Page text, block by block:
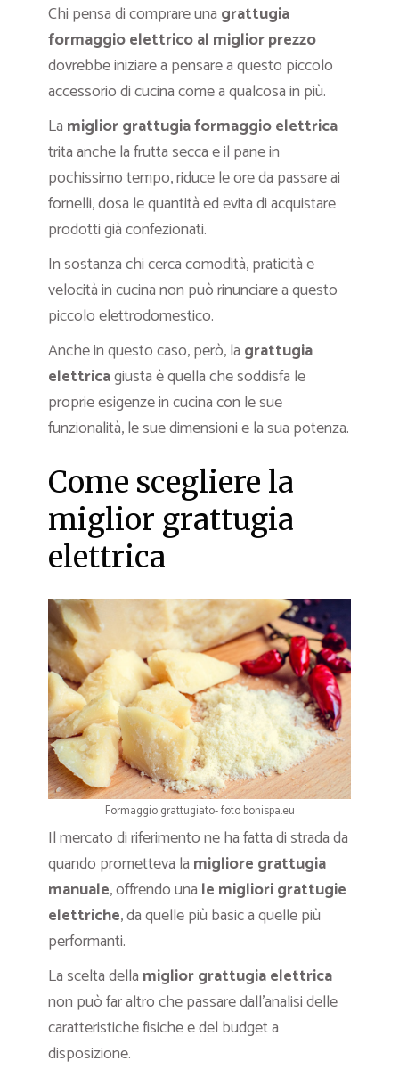
Chi pensa di comprare una grattugia
formaggio elettrico al miglior prezzo
dovrebbe iniziare a pensare a questo piccolo
accessorio di cucina come a qualcosa in più.
La migliorgrattugia formaggio elettrica
trita anche la frutta secca e il pane in
pochissimo tempo, riduce le ore da passare ai
fornelli, dosa le quantità ed evita di acquistare
prodotti già confezionati.
In sostanza chi cerca comodità, praticità e
velocità in cucina non può rinunciare a questo
piccolo elettrodomestico.
Anche in questo caso, però, la grattugia
elettricagiusta è quella che soddisfa le
proprie esigenze in cucina con le sue
funzionalità, le sue dimensioni e la sua potenza.
Come scegliere la
miglior grattugia
elettrica
Formaggio grattugiato- foto bonispa.eu
Il mercato di riferimento ne ha fatta di strada da
quando prometteva la migliore grattugia
manuale, offrendo una le migliori grattugie
elettriche, da quelle più basic a quelle più
performanti.
La scelta della miglior grattugia elettrica
non può far altro che passare dall’analisi delle
caratteristiche fisiche e del budget a
disposizione.